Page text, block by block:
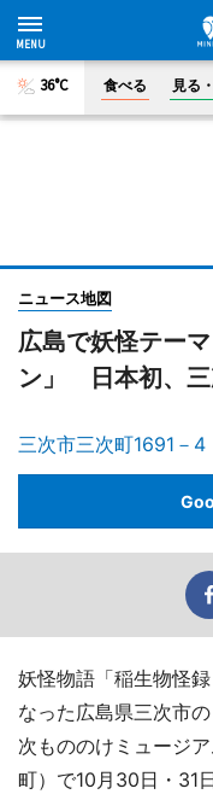
36°C 食べる 見る
ニュース地図
広島で妖怪テー
ン」 日本初、三
三次市三次町1691－4
妖怪物語「稲生物怪
なった広島県三次市
次もののけミュージ
町）で10月30日・31